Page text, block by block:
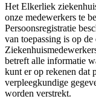
Het Elkerliek
onze medewerkers te
Persoonsregistratie
van toepassing is op
betreft alle informatie
kunt er op rekenen dat
verpleegkundige
worden verstrekt.